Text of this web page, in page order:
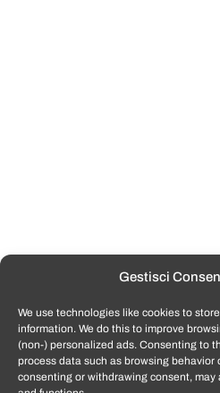
Gestisci
We use technologies like cookies to
information. We do this to improve
(non-) personalized ads. Consenting to
process data such as browsing behavior
consenting or withdrawing consent,